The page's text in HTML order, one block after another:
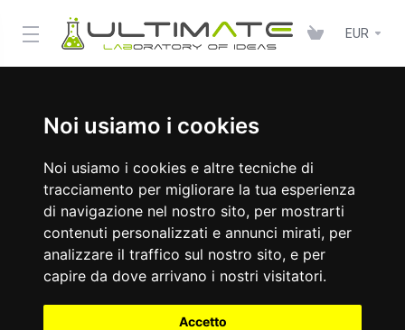
Noi usiamo i cookies
Noi usiamo i cookies e altre tecniche di
tracciamento per migliorare la tua esperienza
di navigazione nel nostro sito, per mostrarti
contenuti personalizzati e annunci mirati, per
analizzare il traffico sul nostro sito, e per
capire da dove arrivano i nostri visitatori.
Accetto
EUR